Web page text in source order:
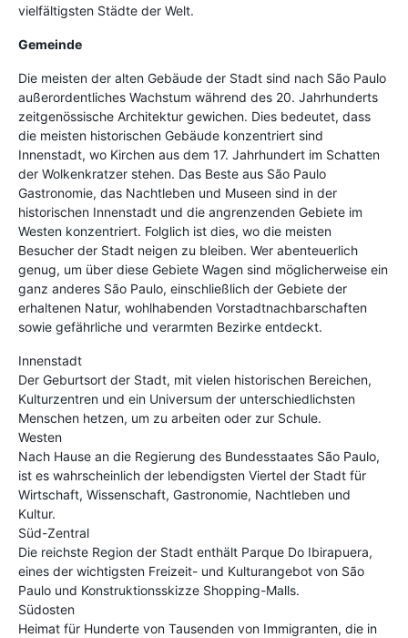
vielfältigsten Städte der Welt.
Gemeinde
Die meisten der alten Gebäude der Stadt sind nach São Paulo
außerordentliches Wachstum während des 20. Jahrhunderts
zeitgenössische Architektur gewichen. Dies bedeutet, dass
die meisten historischen Gebäude konzentriert sind
Innenstadt, wo Kirchen aus dem 17. Jahrhundert im Schatten
der Wolkenkratzer stehen. Das Beste aus São Paulo
Gastronomie, das Nachtleben und Museen sind in der
historischen Innenstadt und die angrenzenden Gebiete im
Westen konzentriert. Folglich ist dies, wo die meisten
Besucher der Stadt neigen zu bleiben. Wer abenteuerlich
genug, um über diese Gebiete Wagen sind möglicherweise ein
ganz anderes São Paulo, einschließlich der Gebiete der
erhaltenen Natur, wohlhabenden Vorstadtnachbarschaften
sowie gefährliche und verarmten Bezirke entdeckt.
Innenstadt
Der Geburtsort der Stadt, mit vielen historischen Bereichen,
Kulturzentren und ein Universum der unterschiedlichsten
Menschen hetzen, um zu arbeiten oder zur Schule.
Westen
Nach Hause an die Regierung des Bundesstaates São Paulo,
ist es wahrscheinlich der lebendigsten Viertel der Stadt für
Wirtschaft, Wissenschaft, Gastronomie, Nachtleben und
Kultur.
Süd-Zentral
Die reichste Region der Stadt enthält Parque Do Ibirapuera,
eines der wichtigsten Freizeit- und Kulturangebot von São
Paulo und Konstruktionsskizze Shopping-Malls.
Südosten
Heimat für Hunderte von Tausenden von Immigranten, die in